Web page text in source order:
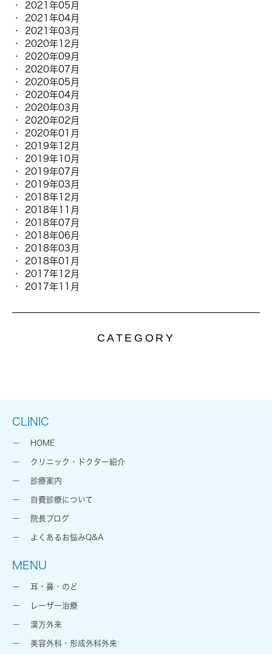
2021年05月
2021年04月
2021年03月
2020年12月
2020年09月
2020年07月
2020年05月
2020年04月
2020年03月
2020年02月
2020年01月
2019年12月
2019年10月
2019年07月
2019年03月
2018年12月
2018年11月
2018年07月
2018年06月
2018年03月
2018年01月
2017年12月
2017年11月
CATEGORY
CLINIC
HOME
クリニック・ドクター紹介
診療案内
自費診療について
院長ブログ
よくあるお悩みQ&A
MENU
耳・鼻・のど
レーザー治療
漢方外来
美容外科・形成外科外来